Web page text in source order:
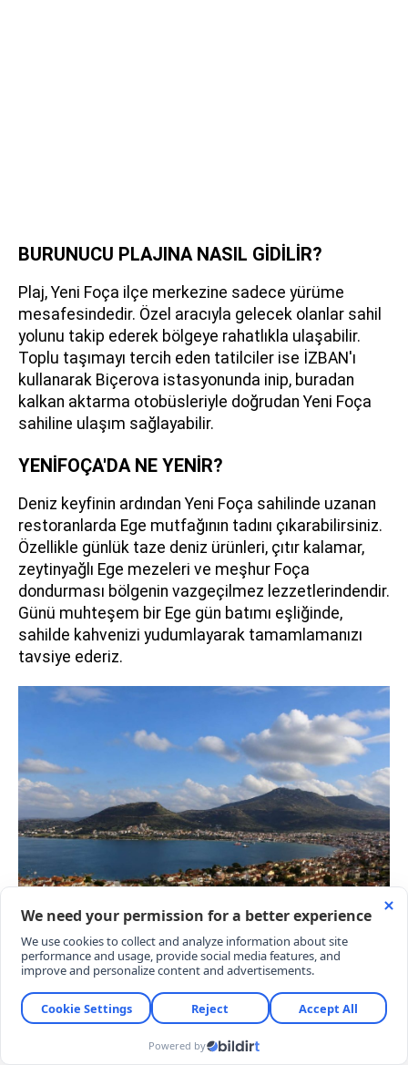
BURUNUCU PLAJINA NASIL GİDİLİR?
Plaj, Yeni Foça ilçe merkezine sadece yürüme
mesafesindedir. Özel aracıyla gelecek olanlar sahil
yolunu takip ederek bölgeye rahatlıkla ulaşabilir.
Toplu taşımayı tercih eden tatilciler ise İZBAN'ı
kullanarak Biçerova istasyonunda inip, buradan
kalkan aktarma otobüsleriyle doğrudan Yeni Foça
sahiline ulaşım sağlayabilir.
YENİFOÇA'DA NE YENİR?
Deniz keyfinin ardından Yeni Foça sahilinde uzanan
restoranlarda Ege mutfağının tadını çıkarabilirsiniz.
Özellikle günlük taze deniz ürünleri, çıtır kalamar,
zeytinyağlı Ege mezeleri ve meşhur Foça
dondurması bölgenin vazgeçilmez lezzetlerindendir.
Günü muhteşem bir Ege gün batımı eşliğinde,
sahilde kahvenizi yudumlayarak tamamlamanızı
tavsiye ederiz.
PLAJDA ŞEZLONG VE ŞEMSİYE KİRALAMA
VAR MI
Ücretsiz halk plajı statüsünde olması nedeniyle
ziyaretçilerin en çok merak ettiği konuların başında